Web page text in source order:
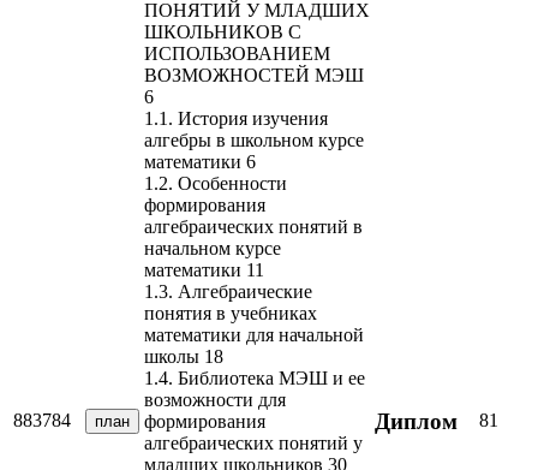
883784 план
ПОНЯТИЙ У МЛАДШИХ
ШКОЛЬНИКОВ С
ИСПОЛЬЗОВАНИЕМ
ВОЗМОЖНОСТЕЙ МЭШ
6
1.1. История изучения
алгебры в школьном курсе
математики 6
1.2. Особенности
формирования
алгебраических понятий в
начальном курсе
математики 11
1.3. Алгебраические
понятия в учебниках
математики для начальной
школы 18
1.4. Библиотека МЭШ и ее
возможности для
формирования
алгебраических понятий у
младших школьников 30
Диплом 81